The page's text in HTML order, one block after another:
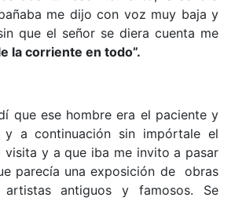
me dijo con voz muy baja y
que el señor se diera cuenta me
la corriente en todo”.
que ese hombre era el paciente y
y a continuación sin impórtale el
visita y a que iba me invito a pasar
parecía una exposición de obras
antiguos y famosos. Se